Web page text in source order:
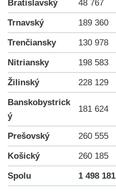
Bratislavský 48 767
Trnavský 189 360
Trenčiansky 130 978
Nitriansky 198 583
Žilinský 228 129
Banskobystrick
ý
181 624
Prešovský 260 555
Košický 260 185
Spolu 1 498 181